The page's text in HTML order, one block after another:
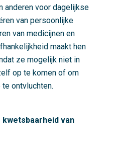
anderen voor dagelijkse
van persoonlijke
van medicijnen en
maakt hen
ze mogelijk niet in
op te komen of om
ontvluchten.
kwetsbaarheid van